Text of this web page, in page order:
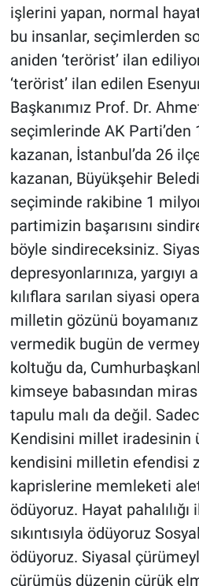
işlerini yapan, normal
bu insanlar, seçimlerden
aniden ‘terörist’ ilan
‘terörist’ ilan edilen
Başkanımız Prof. Dr.
seçimlerinde AK Parti’den
kazanan, İstanbul’da 26
kazanan, Büyükşehir
seçiminde rakibine 1
partimizin başarısını
böyle sindireceksiniz.
depresyonlarınıza,
kılıflara sarılan siyasi
milletin gözünü
vermedik bugün de
koltuğu da,
kimseye babasından
tapulu malı da değil.
Kendisini millet iradesinin
kendisini milletin efendisi
kaprislerine memleketi
ödüyoruz. Hayat
sıkıntısıyla ödüyoruz
ödüyoruz. Siyasal
çürümüş düzenin çürük
Yerel Yaşam
Canlı Yayın